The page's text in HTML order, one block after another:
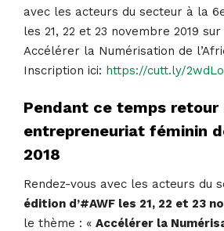
avec les acteurs du secteur à la
les 21, 22 et 23 novembre 2019
Accélérer la Numérisation de
Inscription ici: https://cutt.ly/
Pendant ce temps retour
entrepreneuriat féminin
2018
Rendez-vous avec les acteurs du
édition d’#AWF les 21, 22 et 23
le thème : « Accélérer la